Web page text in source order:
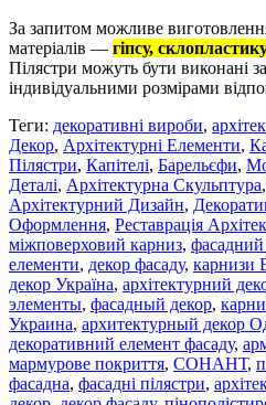
За запитом можливе
матеріалів — гіпсу,
Пілястри можуть бути виконані
індивідуальними розмірами
Теги: декоративні вироби,
Декор, Архітектурні Елементи,
Пілястри, Капітелі, Барельєфи,
Деталі, Архітектурна Скульптура,
Архітектурний Дизайн,
Оформлення, Реставрація
міжповерховий карниз,
елементи, декор фасаду, карнизи
декор Україна, архітектурний
элементы, фасадный декор,
Украина, архитектурный декор
декоративний елемент фасаду,
мармурове покриття, СОНАНТ,
фасадна, фасадні пілястри,